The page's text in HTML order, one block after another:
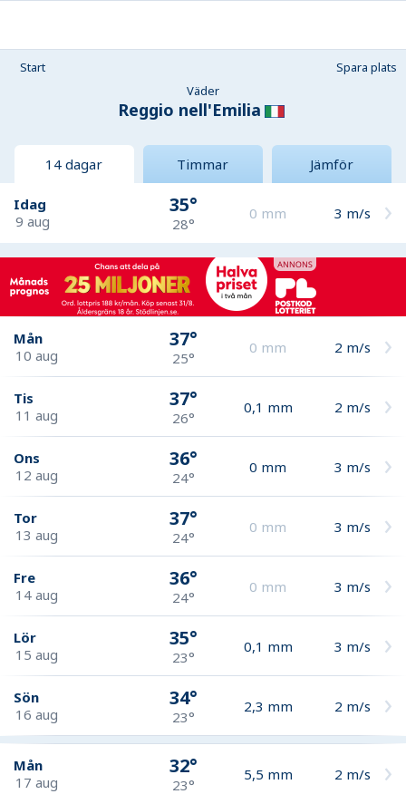
Start
Spara plats
Väder
Reggio nell'Emilia
14 dagar Timmar Jämför
Idag
9 aug
35°
28°
0 mm 3 m/s
Mån
10 aug
37°
25°
0 mm 2 m/s
Tis
11 aug
37°
26°
0,1 mm 2 m/s
Ons
12 aug
36°
24°
0 mm 3 m/s
Tor
13 aug
37°
24°
0 mm 3 m/s
Fre
14 aug
36°
24°
0 mm 3 m/s
Lör
15 aug
35°
23°
0,1 mm 3 m/s
Sön
16 aug
34°
23°
2,3 mm 2 m/s
Mån
17 aug
32°
23°
5,5 mm 2 m/s